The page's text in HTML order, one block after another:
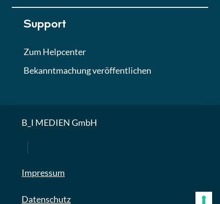
Support
Zum Helpcenter
Bekanntmachung veröffentlichen
B_I MEDIEN GmbH
Impressum
Datenschutz